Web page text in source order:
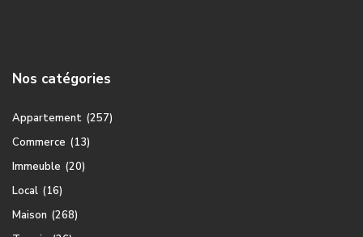
Nos catégories
Appartement (257)
Commerce (13)
Immeuble (20)
Local (16)
Maison (268)